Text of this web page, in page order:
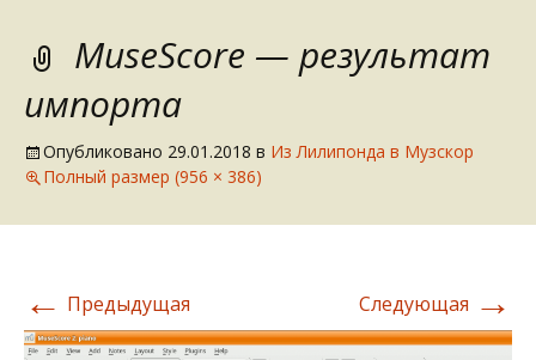
MuseScore — результат
импорта
Опубликовано 29.01.2018 в Из Лилипонда в Музскор
Полный размер (956 × 386)
← Предыдущая Следующая →